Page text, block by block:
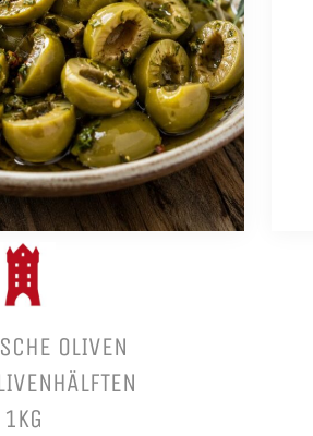
OLIVEN
1KG